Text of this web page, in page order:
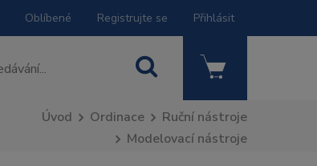
Oblíbené Registrujte se Přihlásit
Úvod Ordinace
Ruční nástroje
Modelovací nástroje